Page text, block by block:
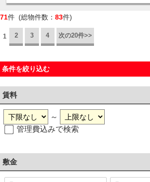
71件 (総物件数： 83件)
1 2 3 4 次の20件>>
条件を絞り込む
賃料
～
管理費込みで検索
敷金